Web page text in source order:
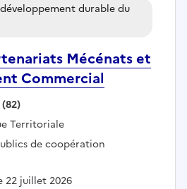
Mécénats et
Commercial
durable du
(82)
:Territoriale
de coopération
22 juillet 2026